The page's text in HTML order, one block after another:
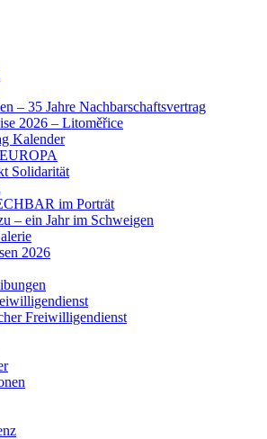
– 35 Jahre Nachbarschaftsvertrag
2026 – Litoměřice
Kalender
Solidarität
im Porträt
– ein Jahr im Schweigen
2026
Freiwilligendienst